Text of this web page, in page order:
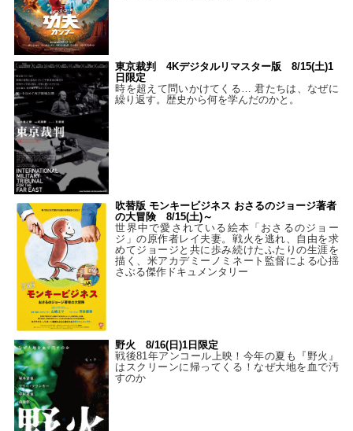
東京裁判 4Kデジタルリマスター版 8/15(土)1
日限定
時を超えて問いかけてくる… 君たちは、なぜに
繰り返す。歴史から何を学んだのかと。
吹替版 モンキービジネス おさるのジョージ著者
の大冒険 8/15(土)～
世界中で愛されている絵本「おさるのジョー
ジ」の原作者レイ夫妻。戦火を逃れ、自由を求
めてジョージと共に歩み続けたふたりの生涯を
描く、米アカデミーノミネート監督による心揺
さぶる傑作ドキュメンタリー
野火 8/16(日)1日限定
戦後81年アンコール上映！今年の夏も『野火』
はスクリーンに帰ってくる！なぜ大地を血で汚
すのか